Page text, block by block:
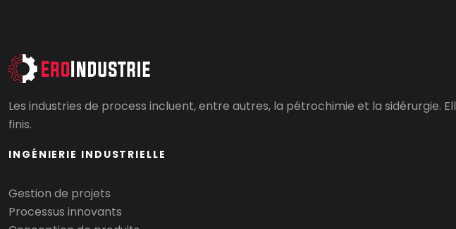
Les industries de process incluent, entre autres, la pétrochimie et la
finis.
INGÉNIERIE INDUSTRIELLE
Gestion de projets
Processus innovants